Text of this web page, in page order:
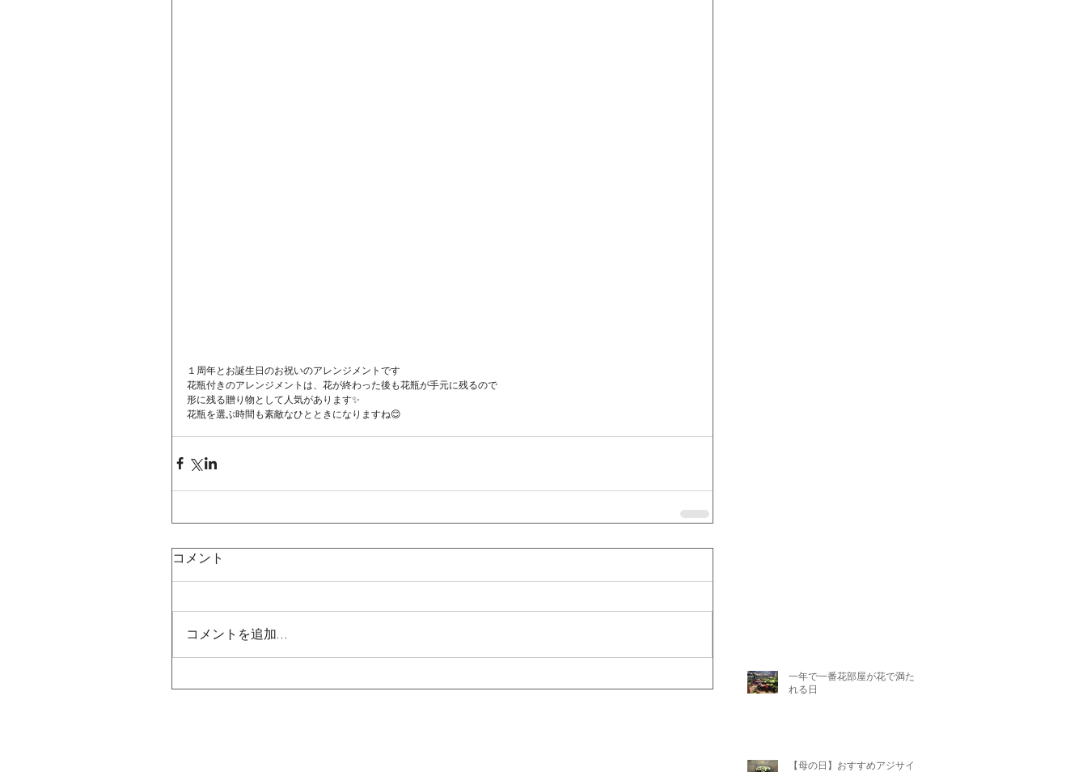
１周年とお誕生日のお祝いのアレンジメントです
花瓶付きのアレンジメントは、花が終わった後も花瓶が手元に残るので
形に残る贈り物として人気があります✨
花瓶を選ぶ時間も素敵なひとときになりますね😊
コメント
コメントを追加…
一年で一番花部屋が花で満たさ
れる日
【母の日】おすすめアジサイ